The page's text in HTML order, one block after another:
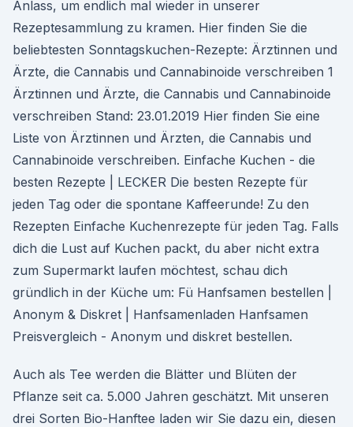
Anlass, um endlich mal wieder in unserer
Rezeptesammlung zu kramen. Hier finden Sie die
beliebtesten Sonntagskuchen-Rezepte: Ärztinnen und
Ärzte, die Cannabis und Cannabinoide verschreiben 1
Ärztinnen und Ärzte, die Cannabis und Cannabinoide
verschreiben Stand: 23.01.2019 Hier finden Sie eine
Liste von Ärztinnen und Ärzten, die Cannabis und
Cannabinoide verschreiben. Einfache Kuchen - die
besten Rezepte | LECKER Die besten Rezepte für
jeden Tag oder die spontane Kaffeerunde! Zu den
Rezepten Einfache Kuchenrezepte für jeden Tag. Falls
dich die Lust auf Kuchen packt, du aber nicht extra
zum Supermarkt laufen möchtest, schau dich
gründlich in der Küche um: Fü Hanfsamen bestellen |
Anonym & Diskret | Hanfsamenladen Hanfsamen
Preisvergleich - Anonym und diskret bestellen.
Auch als Tee werden die Blätter und Blüten der
Pflanze seit ca. 5.000 Jahren geschätzt. Mit unseren
drei Sorten Bio-Hanftee laden wir Sie dazu ein, diesen